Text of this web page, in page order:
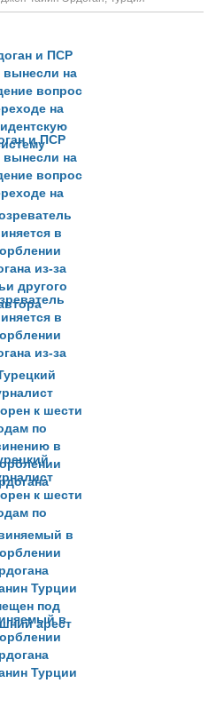
и ПСР
вынесли на
вопрос
на
в
из-за
другого
к шести
по
в
в
Турции